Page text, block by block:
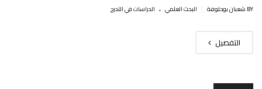
BY شعبان بوحلوفة البحث العلمي . الدراسات في التدرج
التفصيل